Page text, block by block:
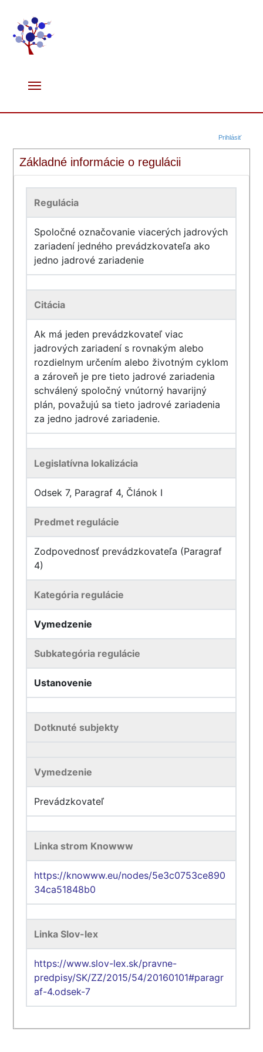
Prihlásiť
Základné informácie o regulácii
Regulácia
Spoločné označovanie viacerých jadrových
zariadení jedného prevádzkovateľa ako
jedno jadrové zariadenie
Citácia
Ak má jeden prevádzkovateľ viac
jadrových zariadení s rovnakým alebo
rozdielnym určením alebo životným cyklom
a zároveň je pre tieto jadrové zariadenia
schválený spoločný vnútorný havarijný
plán, považujú sa tieto jadrové zariadenia
za jedno jadrové zariadenie.
Legislatívna lokalizácia
Odsek 7, Paragraf 4, Článok I
Predmet regulácie
Zodpovednosť prevádzkovateľa (Paragraf
4)
Kategória regulácie
Vymedzenie
Subkategória regulácie
Ustanovenie
Dotknuté subjekty
Vymedzenie
Prevádzkovateľ
Linka strom Knowww
https://knowww.eu/nodes/5e3c0753ce890
34ca51848b0
Linka Slov-lex
https://www.slov-lex.sk/pravne-
predpisy/SK/ZZ/2015/54/20160101#paragr
af-4.odsek-7